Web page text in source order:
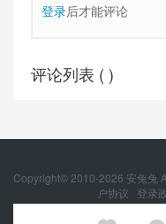
登录后才能评论
评论列表 ( )
Copyright© 2010-2026 安兔兔
户协议
登录
京公